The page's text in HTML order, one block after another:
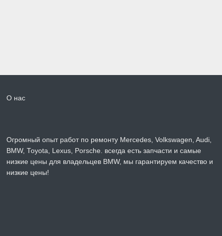
О нас
Огромный опыт работ по ремонту Mercedes, Volkswagen, Audi,
BMW, Toyota, Lexus, Porsche. всегда есть запчасти и самые
низкие цены для владельцев BMW, мы гарантируем качество и
низкие цены!